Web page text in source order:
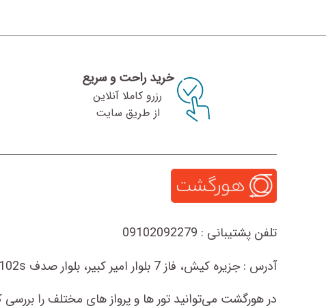
خرید راحت و سریع
رزرو کاملا آنلاین
از طریق سایت
تلفن پشتیبانی : 09102092279
آدرس : جزیره کیش، فاز 7 بلوار امیر کبیر، بلوار صدف ts102s، طبقه 3، واحد 13
در هورگشت می‌توانید تور ها و پرواز های مختلف را